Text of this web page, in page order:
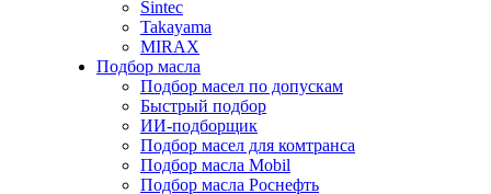
Sintec
Takayama
MIRAX
Подбор масла
Подбор масел по допускам
Быстрый подбор
ИИ-подборщик
Подбор масел для комтранса
Подбор масла Mobil
Подбор масла Роснефть